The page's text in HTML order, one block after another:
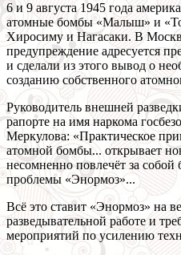
6 и 9 августа 1945 года
атомные бомбы «Малыш» и
Хиросиму и Нагасаки. В
предупреждение адресуется
и сделали из этого вывод о
созданию собственного
Руководитель внешней
рапорте на имя наркома
Меркулова: «Практическое
атомной бомбы... открывает
несомненно повлечёт за собой
проблемы «Энормоз»...
Всё это ставит «Энормоз» на
разведывательной работе и
мероприятий по усилению